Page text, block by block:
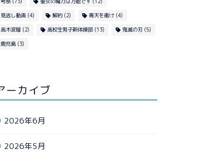
見逃し動画(4) 解約(2) 青天を衝け(4)
高木波瑠(2) 高校生男子新体操部(13) 鬼滅の刃 (5)
鹿児島(3)
ーカイブ
2026年6月
2026年5月